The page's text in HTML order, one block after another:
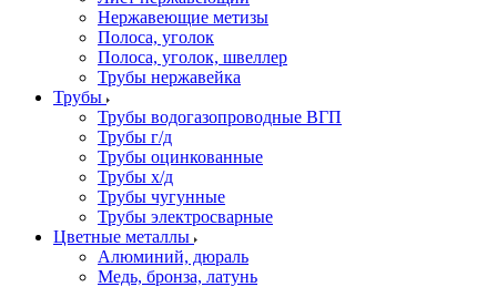
Нержавеющие метизы
Полоса, уголок
Полоса, уголок, швеллер
Трубы нержавейка
Трубы
Трубы водогазопроводные ВГП
Трубы г/д
Трубы оцинкованные
Трубы х/д
Трубы чугунные
Трубы электросварные
Цветные металлы
Алюминий, дюраль
Медь, бронза, латунь